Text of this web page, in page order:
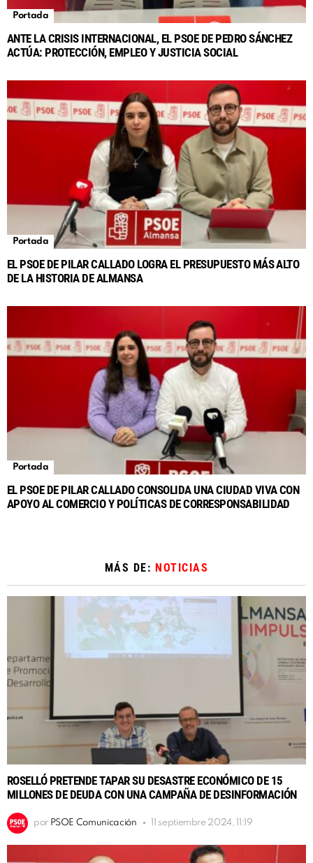
Portada
ANTE LA CRISIS INTERNACIONAL, EL PSOE DE PEDRO SÁNCHEZ
ACTÚA: PROTECCIÓN, EMPLEO Y JUSTICIA SOCIAL
Portada
EL PSOE DE PILAR CALLADO LOGRA EL PRESUPUESTO MÁS ALTO
DE LA HISTORIA DE ALMANSA
Portada
EL PSOE DE PILAR CALLADO CONSOLIDA UNA CIUDAD VIVA CON
APOYO AL COMERCIO Y POLÍTICAS DE CORRESPONSABILIDAD
MÁS DE: NOTICIAS
ROSELLÓ PRETENDE TAPAR SU DESASTRE ECONÓMICO DE 15
MILLONES DE DEUDA CON UNA CAMPAÑA DE DESINFORMACIÓN
por PSOE Comunicación 11 septiembre 2024, 11:19